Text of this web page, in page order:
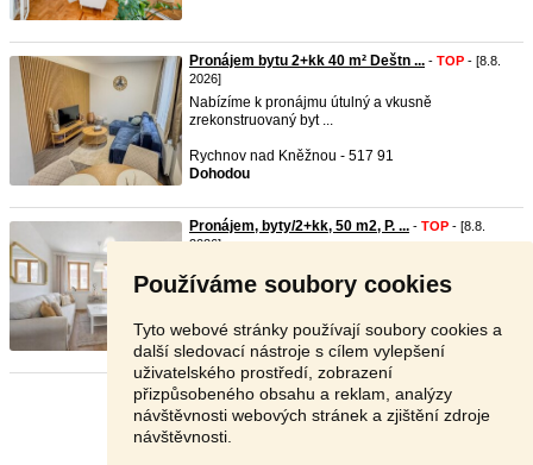
Používáme soubory cookies
Tyto webové stránky používají soubory cookies a
další sledovací nástroje s cílem vylepšení
uživatelského prostředí, zobrazení
přizpůsobeného obsahu a reklam, analýzy
návštěvnosti webových stránek a zjištění zdroje
návštěvnosti.
Pronájem bytu 2+kk 40 m² Deštn ... - TOP - [8.8.
2026]
Nabízíme k pronájmu útulný a vkusně
zrekonstruovaný byt ...
Rychnov nad Kněžnou - 517 91
Dohodou
Pronájem, byty/2+kk, 50 m2, P. ... - TOP - [8.8.
2026]
69142 Valt ...
Břeclav - 691 42
20 000 Kč
Stránka: 1 2 3 Další